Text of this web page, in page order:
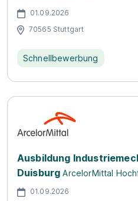
01.09.2026
70565 Stuttgart
Schnellbewerbung
Ausbildung
Duisburg ArcelorMittal
01.09.2026